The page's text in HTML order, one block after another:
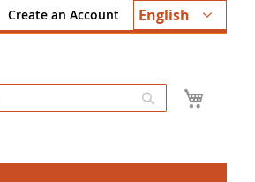
Language
English
Create an Account
Search